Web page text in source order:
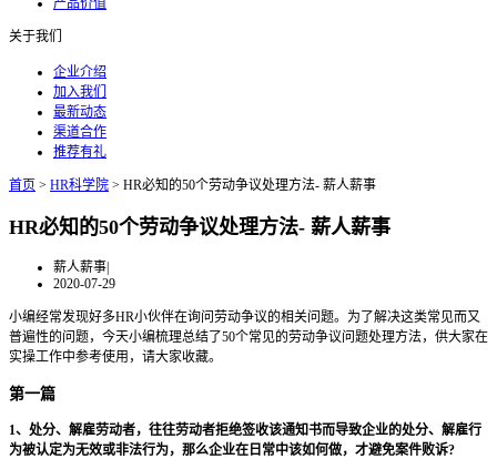
产品价值
关于我们
企业介绍
加入我们
最新动态
渠道合作
推荐有礼
首页 > HR科学院 > HR必知的50个劳动争议处理方法- 薪人薪事
HR必知的50个劳动争议处理方法- 薪人薪事
薪人薪事|
2020-07-29
小编经常发现好多HR小伙伴在询问劳动争议的相关问题。为了解决这类常见而又
普遍性的问题，今天小编梳理总结了50个常见的劳动争议问题处理方法，供大家在
实操工作中参考使用，请大家收藏。
第一篇
1、处分、解雇劳动者，往往劳动者拒绝签收该通知书而导致企业的处分、解雇行
为被认定为无效或非法行为，那么企业在日常中该如何做，才避免案件败诉?